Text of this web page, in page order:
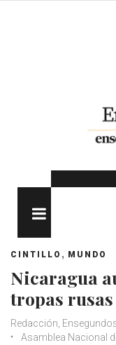
CINTILLO , MUNDO
Nicaragua
tropas
Redacción,
Asamblea Nacional